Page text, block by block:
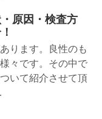
原因・検査方
ります。良性のも
々です。その中で
いて紹介させて頂